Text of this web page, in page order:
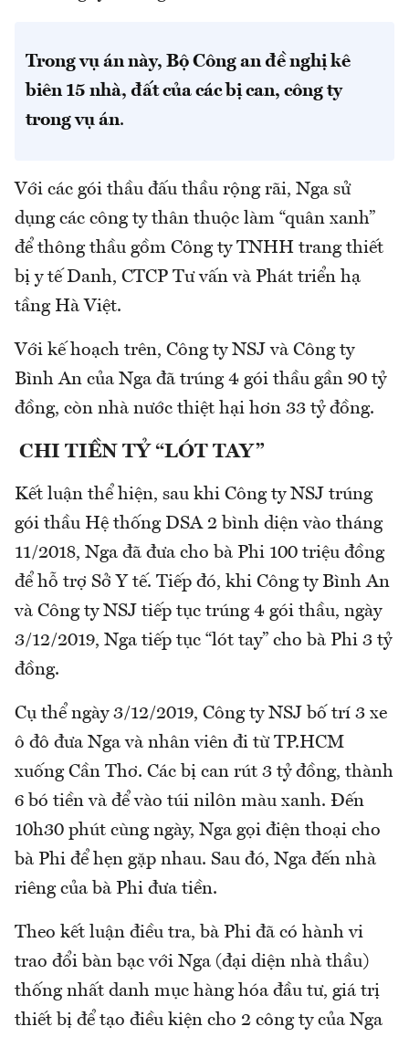
Trong vụ án này, Bộ Công an đề nghị kê
biên 15 nhà, đất của các bị can, công ty
trong vụ án.
Với các gói thầu đấu thầu rộng rãi, Nga sử
dụng các công ty thân thuộc làm “quân xanh”
để thông thầu gồm Công ty TNHH trang thiết
bị y tế Danh, CTCP Tư vấn và Phát triển hạ
tầng Hà Việt.
Với kế hoạch trên, Công ty NSJ và Công ty
Bình An của Nga đã trúng 4 gói thầu gần 90 tỷ
đồng, còn nhà nước thiệt hại hơn 33 tỷ đồng.
CHI TIỀN TỶ “LÓT TAY”
Kết luận thể hiện, sau khi Công ty NSJ trúng
gói thầu Hệ thống DSA 2 bình diện vào tháng
11/2018, Nga đã đưa cho bà Phi 100 triệu đồng
để hỗ trợ Sở Y tế. Tiếp đó, khi Công ty Bình An
và Công ty NSJ tiếp tục trúng 4 gói thầu, ngày
3/12/2019, Nga tiếp tục “lót tay” cho bà Phi 3 tỷ
đồng.
Cụ thể ngày 3/12/2019, Công ty NSJ bố trí 3 xe
ô đô đưa Nga và nhân viên đi từ TP.HCM
xuống Cần Thơ. Các bị can rút 3 tỷ đồng, thành
6 bó tiền và để vào túi nilôn màu xanh. Đến
10h30 phút cùng ngày, Nga gọi điện thoại cho
bà Phi để hẹn gặp nhau. Sau đó, Nga đến nhà
riêng của bà Phi đưa tiền.
Theo kết luận điều tra, bà Phi đã có hành vi
trao đổi bàn bạc với Nga (đại diện nhà thầu)
thống nhất danh mục hàng hóa đầu tư, giá trị
thiết bị để tạo điều kiện cho 2 công ty của Nga